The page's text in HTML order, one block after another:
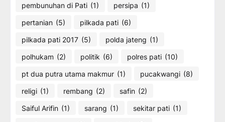
pembunuhan di Pati (1) persipa (1)
pertanian (5) pilkada pati (6)
pilkada pati 2017 (5) polda jateng (1)
polhukam (2) politik (6) polres pati (10)
pt dua putra utama makmur (1) pucakwangi (8)
religi (1) rembang (2) safin (2)
Saiful Arifin (1) sarang (1) sekitar pati (1)